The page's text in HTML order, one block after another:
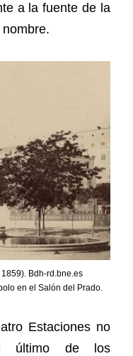
a la fuente de la
Bdh-rd.bne.es
en el Salón del Prado.
Estaciones no
último de los